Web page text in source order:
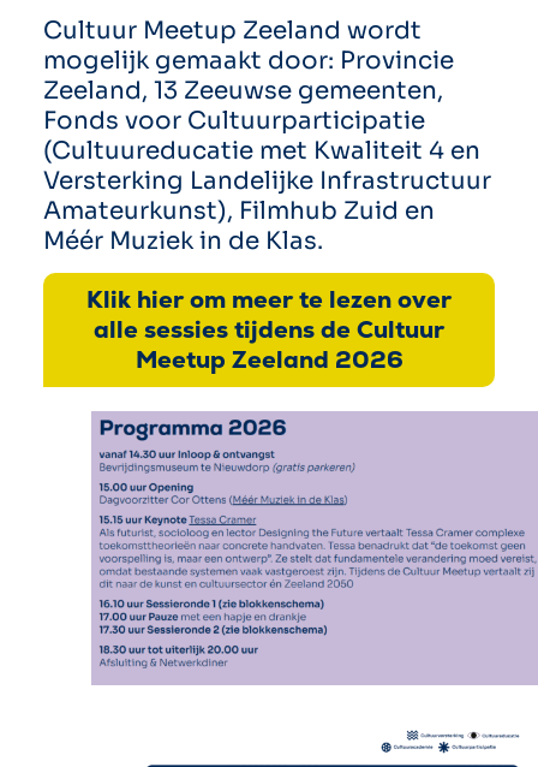
Cultuur Meetup Zeeland wordt
mogelijk gemaakt door: Provincie
Zeeland, 13 Zeeuwse gemeenten,
Fonds voor Cultuurparticipatie
(Cultuureducatie met Kwaliteit 4 en
Versterking Landelijke Infrastructuur
Amateurkunst), Filmhub Zuid en
Méér Muziek in de Klas.
Klik hier om meer te lezen over
alle sessies tijdens de Cultuur
Meetup Zeeland 2026